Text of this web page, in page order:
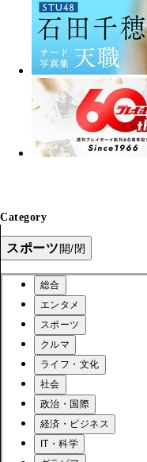
Category
スポーツ開/閉
総合
エンタメ
スポーツ
クルマ
ライフ・文化
社会
政治・国際
経済・ビジネス
IT・科学